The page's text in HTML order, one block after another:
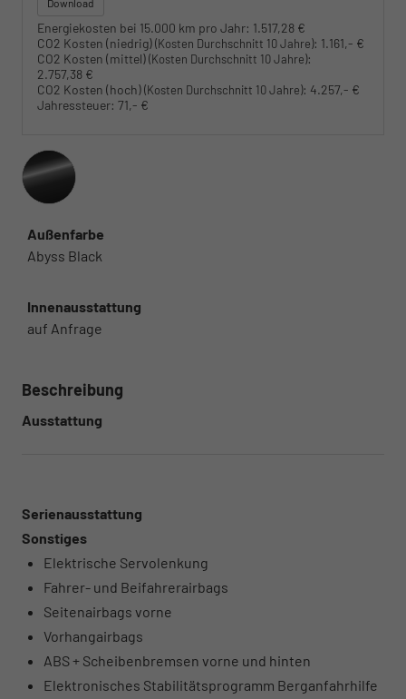
Download
Energiekosten bei 15.000 km pro Jahr: 1.517,28 €
CO2 Kosten (niedrig)(Kosten Durchschnitt 10 Jahre): 1.161,- €
CO2 Kosten (mittel)(Kosten Durchschnitt 10 Jahre):
2.757,38 €
CO2 Kosten (hoch)(Kosten Durchschnitt 10 Jahre): 4.257,- €
Jahressteuer: 71,- €
Außenfarbe
Abyss Black
Innenausstattung
auf Anfrage
Beschreibung
Ausstattung
Serienausstattung
Sonstiges
Elektrische Servolenkung
Fahrer- und Beifahrerairbags
Seitenairbags vorne
Vorhangairbags
ABS + Scheibenbremsen vorne und hinten
Elektronisches Stabilitätsprogramm Berganfahrhilfe